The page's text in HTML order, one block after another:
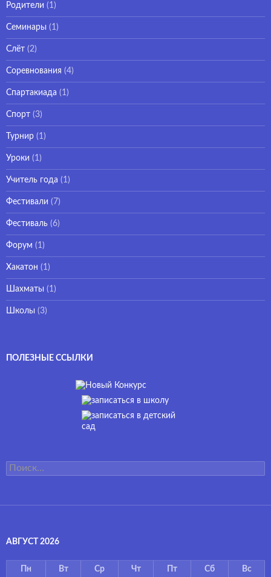
Родители (1)
Семинары (1)
Слёт (2)
Соревнования (4)
Спартакиада (1)
Спорт (3)
Турнир (1)
Уроки (1)
Учитель года (1)
Фестивали (7)
Фестиваль (6)
Форум (1)
Хакатон (1)
Шахматы (1)
Школы (3)
ПОЛЕЗНЫЕ ССЫЛКИ
Найти:
АВГУСТ 2026
Пн Вт Ср Чт Пт Сб Вс